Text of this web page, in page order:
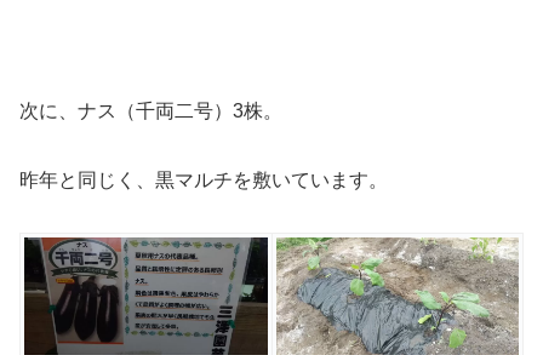
次に、ナス（千両二号）3株。
昨年と同じく、黒マルチを敷いています。